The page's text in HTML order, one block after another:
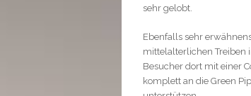
sehr gelobt.
Ebenfalls sehr
mittelalterlichen Treiben
Besucher dort mit einer
komplett an die Green